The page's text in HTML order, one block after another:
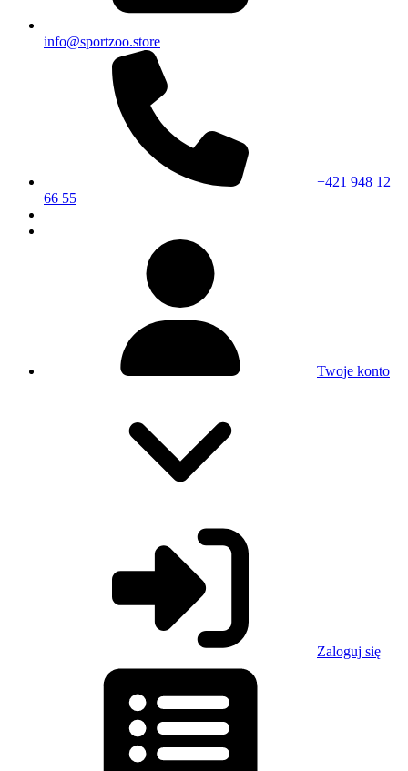
info@sportzoo.store
+421 948 12
66 55
Twoje konto
Zaloguj się